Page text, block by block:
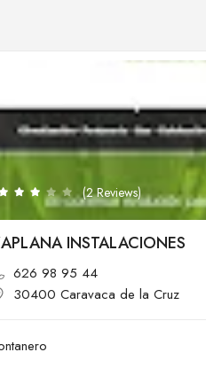
(2 Reviews)
INSTALACIONES
626 98 95 44
30400 Caravaca de la Cruz